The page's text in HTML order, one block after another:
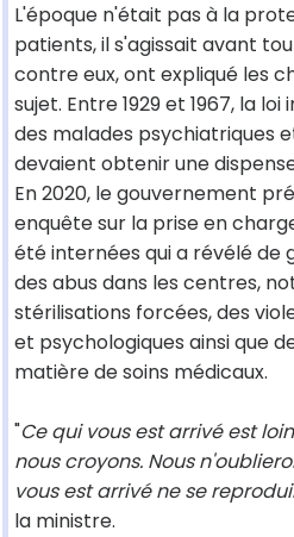
L'époque n'était pas à la
patients, il s'agissait avant
contre eux, ont expliqué les
sujet. Entre 1929 et 1967, la
des malades psychiatriques
devaient obtenir une
En 2020, le gouvernement
enquête sur la prise en
été internées qui a révélé de
des abus dans les centres,
stérilisations forcées, des
et psychologiques ainsi que
matière de soins médicaux.
"Ce qui vous est arrivé est
nous croyons. Nous
vous est arrivé ne se
la ministre.